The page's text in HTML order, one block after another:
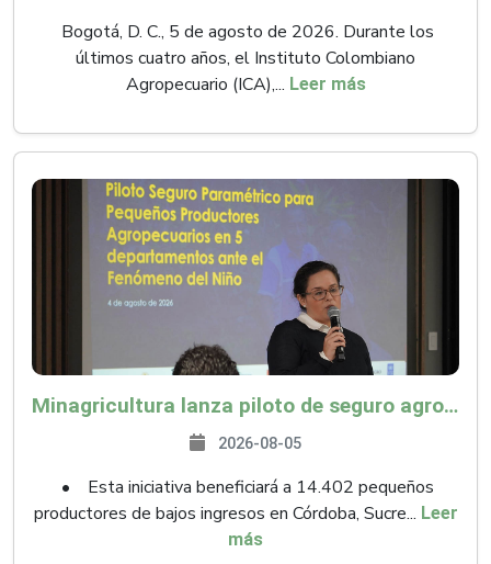
Bogotá, D. C., 5 de agosto de 2026. Durante los
últimos cuatro años, el Instituto Colombiano
Agropecuario (ICA),... Leer más
Minagricultura lanza piloto de seguro agropecuario por $9.625 millones para proteger a más de 14.000 pequeños productores contra riesgos del Fenómeno de El Niño
2026-08-05
• Esta iniciativa beneficiará a 14.402 pequeños
productores de bajos ingresos en Córdoba, Sucre... Leer
más